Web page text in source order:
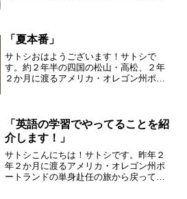
品川区南大井で不動産を主...
「夏本番」
サトシおはようございます！サトシで
す。約２年半の四国の松山・高松、２年
２か月に渡るアメリカ・オレゴン州ポー
した。２０２１年３月９日よ...
「英語の学習でやってることを紹
介します！」
サトシこんにちは！サトシです。昨年２
年２か月に渡るアメリカ・オレゴン州ポ
ートランドの単身赴任の旅から戻ってき